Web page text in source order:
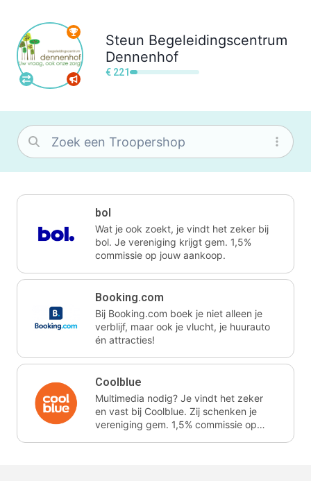
Steun Begeleidingscentrum
Dennenhof
€ 221
bol
Wat je ook zoekt, je vindt het zeker bij
bol. Je vereniging krijgt gem. 1,5%
commissie op jouw aankoop.
Booking.com
Bij Booking.com boek je niet alleen je
verblijf, maar ook je vlucht, je huurauto
én attracties!
Coolblue
Multimedia nodig? Je vindt het zeker
en vast bij Coolblue. Zij schenken je
vereniging gem. 1,5% commissie op